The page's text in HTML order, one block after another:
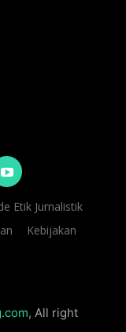
Etik Jurnalistik
Kebijakan
, All right